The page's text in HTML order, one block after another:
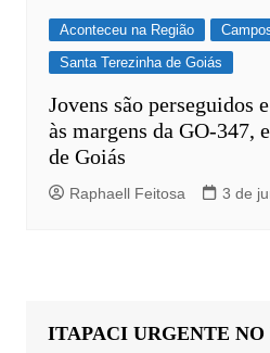
Aconteceu na Região
Santa Terezinha de Goiás
Jovens são perseguidos
às margens da GO-347,
de Goiás
Raphaell Feitosa 3 de
ITAPACI URGENTE NO